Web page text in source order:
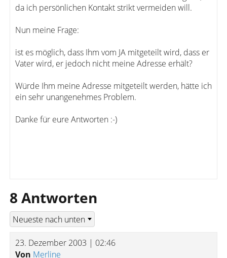
da ich persönlichen Kontakt strikt vermeiden will.
Nun meine Frage:
ist es möglich, dass Ihm vom JA mitgeteilt wird, dass er
Vater wird, er jedoch nicht meine Adresse erhält?
Würde Ihm meine Adresse mitgeteilt werden, hätte ich
ein sehr unangenehmes Problem.
Danke für eure Antworten :-)
8 Antworten
23. Dezember 2003 | 02:46
Von Merline